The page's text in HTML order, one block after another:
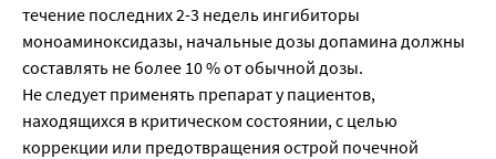
течение последних 2-3 недель ингибиторы
моноаминоксидазы, начальные дозы допамина должны
составлять не более 10 % от обычной дозы.
Не следует применять препарат у пациентов,
находящихся в критическом состоянии, с целью
коррекции или предотвращения острой почечной